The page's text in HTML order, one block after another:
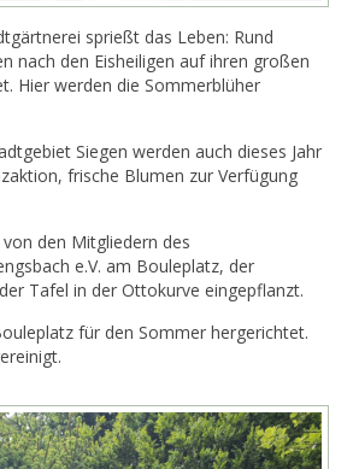
sprießt das Leben: Rund
nach den Eisheiligen auf ihren großen
Hier werden die Sommerblüher
Siegen werden auch dieses Jahr
frische Blumen zur Verfügung
den Mitgliedern des
e.V. am Bouleplatz, der
Tafel in der Ottokurve eingepflanzt.
für den Sommer hergerichtet.